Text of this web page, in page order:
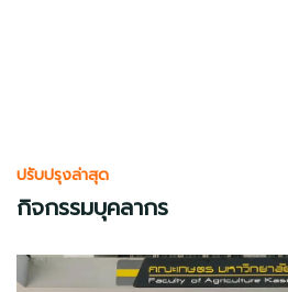
ปรับปรุงล่าสุด
กิจกรรมบุคลากร